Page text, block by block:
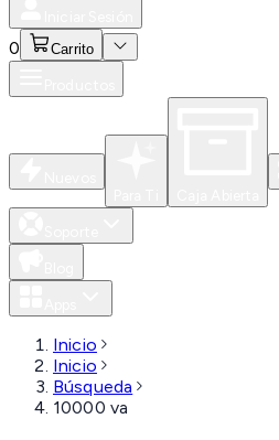
0 Carrito
Inicio
Inicio
Búsqueda
10000 va